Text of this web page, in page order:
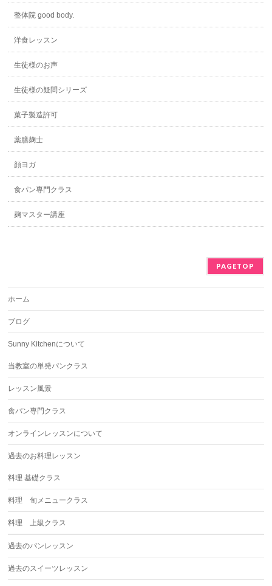
整体院 good body.
洋食レッスン
生徒様のお声
生徒様の疑問シリーズ
菓子製造許可
薬膳麹士
顔ヨガ
食パン専門クラス
麹マスター講座
PAGETOP
ホーム
ブログ
Sunny Kitchenについて
当教室の単発パンクラス
レッスン風景
食パン専門クラス
オンラインレッスンについて
過去のお料理レッスン
料理 基礎クラス
料理 旬メニュークラス
料理 上級クラス
過去のパンレッスン
過去のスイーツレッスン